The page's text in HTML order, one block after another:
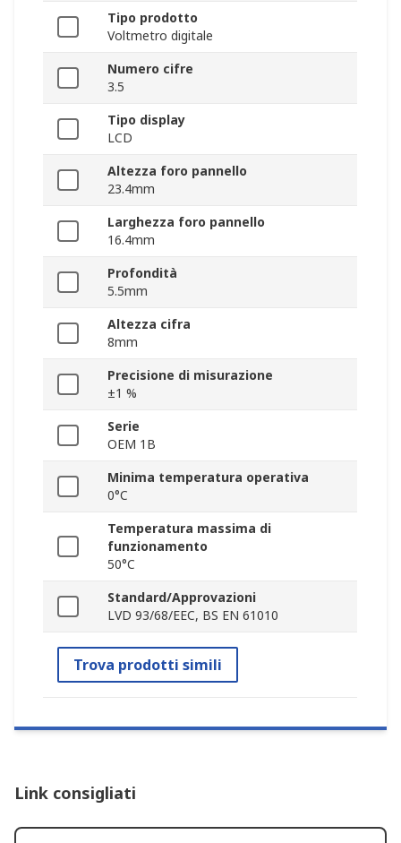
Tipo prodotto
Voltmetro digitale
Numero cifre
3.5
Tipo display
LCD
Altezza foro pannello
23.4mm
Larghezza foro pannello
16.4mm
Profondità
5.5mm
Altezza cifra
8mm
Precisione di misurazione
±1 %
Serie
OEM 1B
Minima temperatura operativa
0°C
Temperatura massima di
funzionamento
50°C
Standard/Approvazioni
LVD 93/68/EEC, BS EN 61010
Trova prodotti simili
Link consigliati